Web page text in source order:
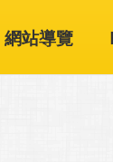
網站導覽